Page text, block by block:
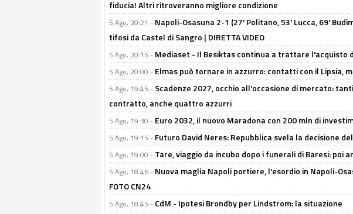
fiducia! Altri ritroveranno migliore condizione
5 Ago, 20:21 - Napoli-Osasuna 2-1 (27' Politano, 53' Lucca, 69'
tifosi da Castel di Sangro | DIRETTA VIDEO
5 Ago, 20:15 - Mediaset - Il Besiktas continua a trattare l'acquisto
5 Ago, 20:00 - Elmas può tornare in azzurro: contatti con il Lipsia,
5 Ago, 19:45 - Scadenze 2027, occhio all'occasione di mercato:
contratto, anche quattro azzurri
5 Ago, 19:30 - Euro 2032, il nuovo Maradona con 200 mln di
5 Ago, 19:15 - Futuro David Neres: Repubblica svela la decisione
5 Ago, 19:00 - Tare, viaggio da incubo dopo i funerali di Baresi: poi
5 Ago, 18:46 - Nuova maglia Napoli portiere, l'esordio in Napoli-
FOTO CN24
5 Ago, 18:45 - CdM - Ipotesi Brondby per Lindstrom: la situazione